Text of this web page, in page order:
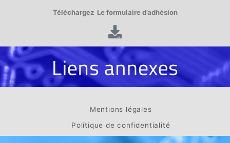
Téléchargez Le formulaire d’adhésion
Mentions légales
Politique de confidentialité